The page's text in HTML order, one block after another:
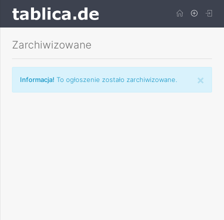
Zarchiwizowane
×
Informacja! To ogłoszenie zostało zarchiwizowane.